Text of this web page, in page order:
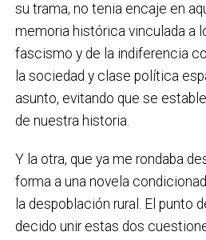
su trama, no tenia encaje en
memoria histórica vinculada a
fascismo y de la indiferencia
la sociedad y clase política
asunto, evitando que se
de nuestra historia.
Y la otra, que ya me rondaba
forma a una novela
la despoblación rural. El punto
decido unir estas dos